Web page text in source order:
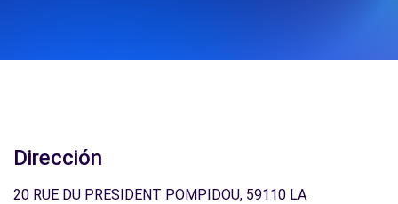
Dirección
20 RUE DU PRESIDENT POMPIDOU, 59110 LA